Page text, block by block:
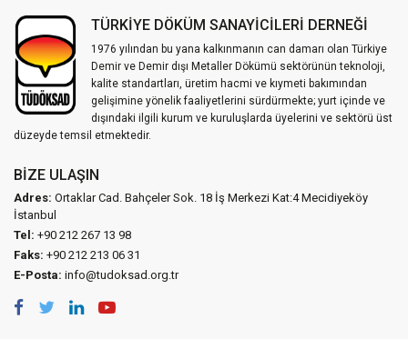
TÜRKİYE DÖKÜM SANAYİCİLERİ DERNEĞİ
1976 yılından bu yana kalkınmanın can damarı olan Türkiye
Demir ve Demir dışı Metaller Dökümü sektörünün teknoloji,
kalite standartları, üretim hacmi ve kıymeti bakımından
gelişimine yönelik faaliyetlerini sürdürmekte; yurt içinde ve
dışındaki ilgili kurum ve kuruluşlarda üyelerini ve sektörü üst
düzeyde temsil etmektedir.
BIZE ULAŞIN
Adres: Ortaklar Cad. Bahçeler Sok. 18 İş Merkezi Kat:4 Mecidiyeköy
İstanbul
Tel: +90 212 267 13 98
Faks: +90 212 213 06 31
E-Posta: info@tudoksad.org.tr